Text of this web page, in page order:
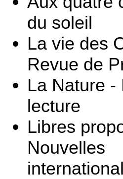
du soleil
La vie des
Revue de
La Nature -
lecture
Libres
Nouvelles